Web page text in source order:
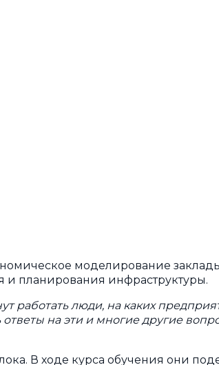
моделирование
и планирования инфраструктуры.
работать люди, на каких
на эти и многие другие
В ходе курса обучения они